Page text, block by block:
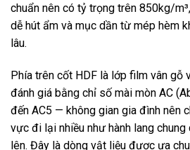
chuẩn nên có tỷ trọng trên 850kg/
dễ hút ẩm và mục dần từ mép hèm
lâu.
Phía trên cốt HDF là lớp film vân gỗ
đánh giá bằng chỉ số mài mòn AC
đến AC5 — không gian gia đình nên
vực đi lại nhiều như hành lang
lên. Đây là dòng vật liệu được ưa